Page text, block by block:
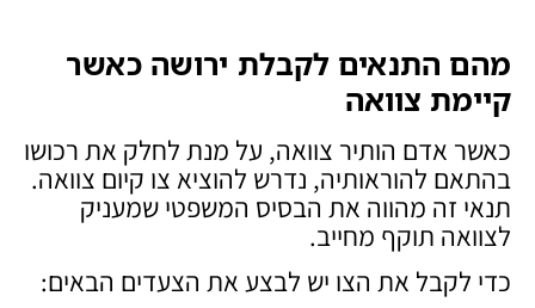
מהם התנאים לקבלת ירושה כאשר
קיימת צוואה
כאשר אדם הותיר צוואה, על מנת לחלק את רכושו
בהתאם להוראותיה, נדרש להוציא צו קיום צוואה.
תנאי זה מהווה את הבסיס המשפטי שמעניק
לצוואה תוקף מחייב.
כדי לקבל את הצו יש לבצע את הצעדים הבאים: